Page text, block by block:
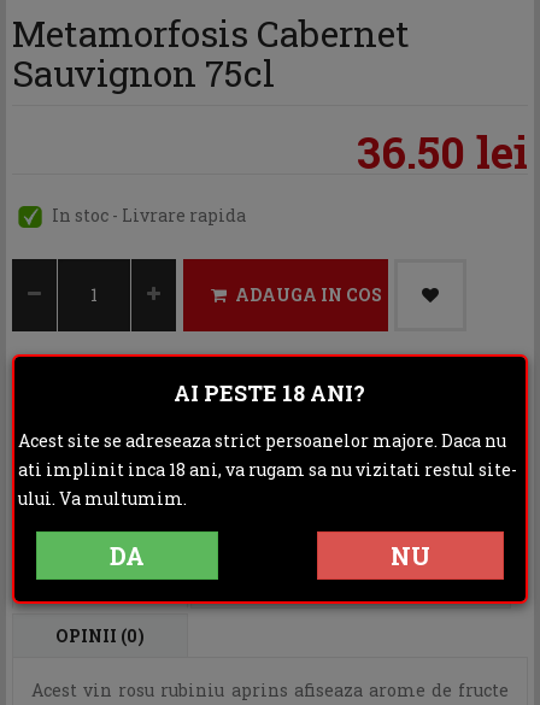
Metamorfosis Cabernet
Sauvignon 75cl
36.50 lei
In stoc - Livrare rapida
ADAUGA IN COS
Distribuie:
DESCRIERE INFORMATII ADITIONALE
OPINII (0)
Acest vin rosu rubiniu aprins afiseaza arome de fructe
AI PESTE 18 ANI?
Acest site se adreseaza strict persoanelor majore. Daca nu
ati implinit inca 18 ani, va rugam sa nu vizitati restul site-
ului. Va multumim.
DA NU